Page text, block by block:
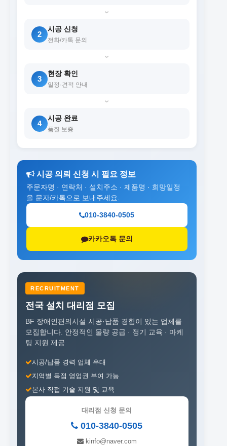
›
2
시공 신청
전화/카톡 문의
›
3
현장 확인
일정·견적 안내
›
4
시공 완료
품질 보증
시공 의뢰 신청 시 필요 정보
주문자명 · 연락처 · 설치주소 · 제품명 · 희망일정
을 문자/카톡으로 보내주세요.
010-3840-0505
카카오톡 문의
RECRUITMENT
전국 설치 대리점 모집
BF 장애인편의시설 시공·납품 경험이 있는 업체를
모집합니다. 안정적인 물량 공급 · 정기 교육 · 마케
팅 지원 제공
시공/납품 경력 업체 우대
지역별 독점 영업권 부여 가능
본사 직접 기술 지원 및 교육
대리점 신청 문의
010-3840-0505
kinfo@naver.com